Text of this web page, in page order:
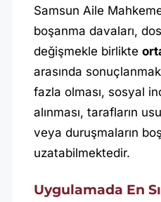
Samsun Aile
boşanma davaları,
değişmekle birlikte
arasında
fazla olması, sosyal
alınması, tarafların
veya duruşmaların
uzatabilmektedir.
Uygulamada En